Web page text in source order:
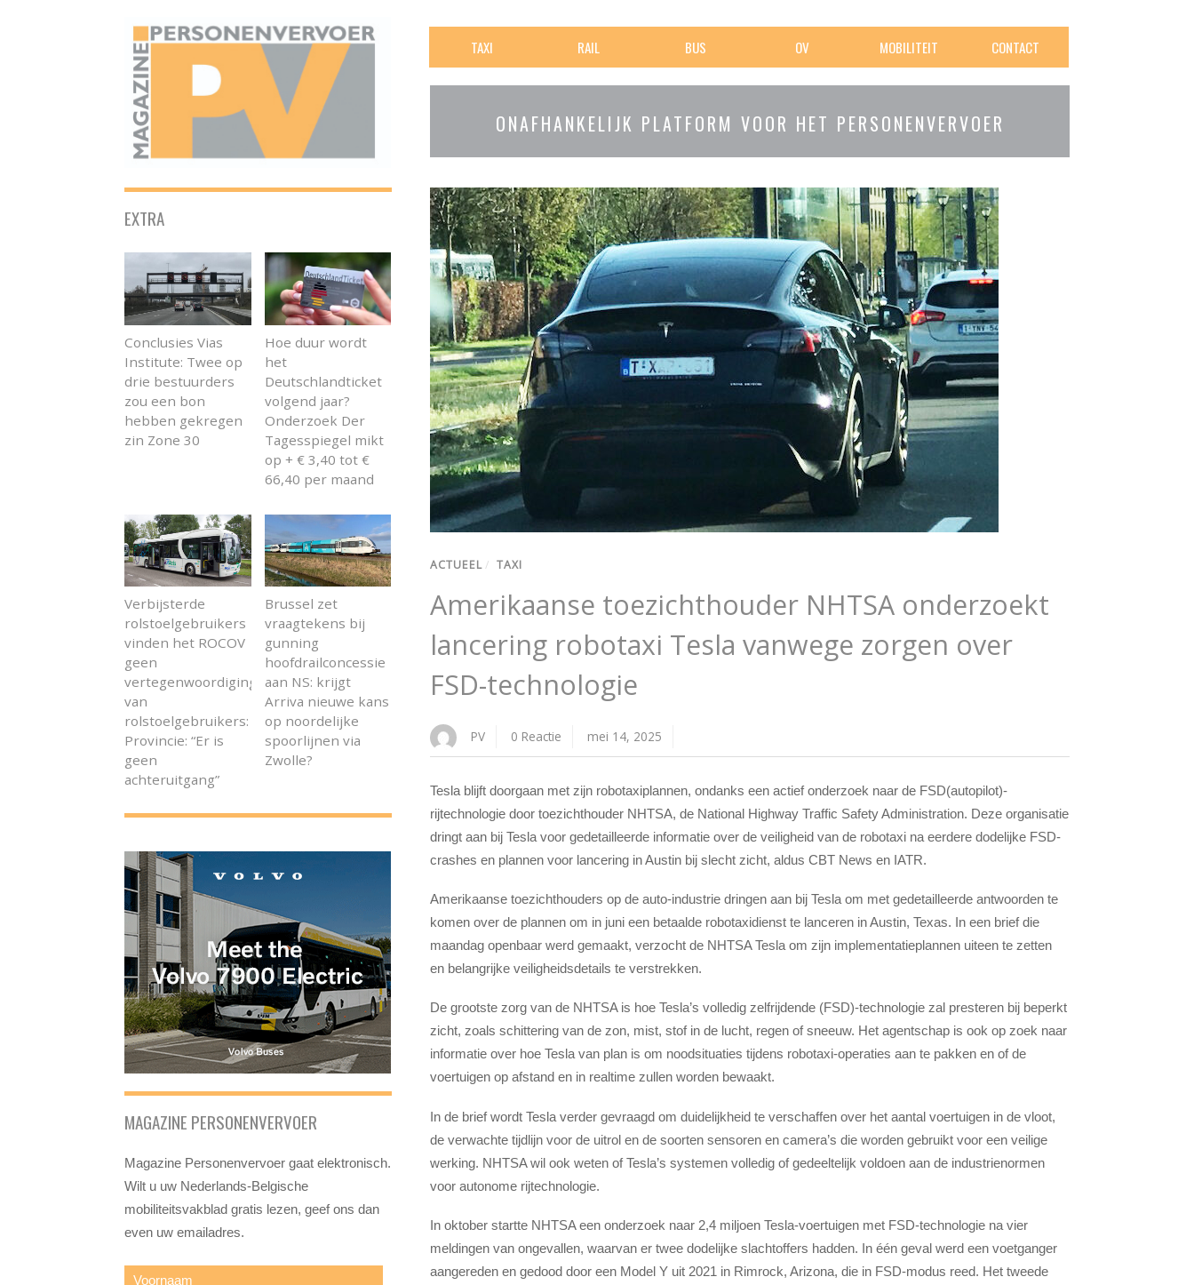
TAXI RAIL BUS OV MOBILITEIT CONTACT
ONAFHANKELIJK PLATFORM VOOR HET PERSONENVERVOER
ACTUEEL/ TAXI
Amerikaanse toezichthouder NHTSA onderzoekt
lancering robotaxi Tesla vanwege zorgen over
FSD-technologie
PV 0 Reactie mei 14, 2025
Tesla blijft doorgaan met zijn robotaxiplannen, ondanks een actief onderzoek naar de FSD(autopilot)-
rijtechnologie door toezichthouder NHTSA, de National Highway Traffic Safety Administration. Deze organisatie
dringt aan bij Tesla voor gedetailleerde informatie over de veiligheid van de robotaxi na eerdere dodelijke FSD-
crashes en plannen voor lancering in Austin bij slecht zicht, aldus CBT News en IATR.
Amerikaanse toezichthouders op de auto-industrie dringen aan bij Tesla om met gedetailleerde antwoorden te
komen over de plannen om in juni een betaalde robotaxidienst te lanceren in Austin, Texas. In een brief die
maandag openbaar werd gemaakt, verzocht de NHTSA Tesla om zijn implementatieplannen uiteen te zetten
en belangrijke veiligheidsdetails te verstrekken.
De grootste zorg van de NHTSA is hoe Tesla’s volledig zelfrijdende (FSD)-technologie zal presteren bij beperkt
zicht, zoals schittering van de zon, mist, stof in de lucht, regen of sneeuw. Het agentschap is ook op zoek naar
informatie over hoe Tesla van plan is om noodsituaties tijdens robotaxi-operaties aan te pakken en of de
voertuigen op afstand en in realtime zullen worden bewaakt.
In de brief wordt Tesla verder gevraagd om duidelijkheid te verschaffen over het aantal voertuigen in de vloot,
de verwachte tijdlijn voor de uitrol en de soorten sensoren en camera’s die worden gebruikt voor een veilige
werking. NHTSA wil ook weten of Tesla’s systemen volledig of gedeeltelijk voldoen aan de industrienormen
voor autonome rijtechnologie.
In oktober startte NHTSA een onderzoek naar 2,4 miljoen Tesla-voertuigen met FSD-technologie na vier
meldingen van ongevallen, waarvan er twee dodelijke slachtoffers hadden. In één geval werd een voetganger
aangereden en gedood door een Model Y uit 2021 in Rimrock, Arizona, die in FSD-modus reed. Het tweede
EXTRA
Conclusies Vias
Institute: Twee op
drie bestuurders
zou een bon
hebben gekregen
zin Zone 30
Hoe duur wordt
het
Deutschlandticket
volgend jaar?
Onderzoek Der
Tagesspiegel mikt
op + € 3,40 tot €
66,40 per maand
Verbijsterde
rolstoelgebruikers
vinden het ROCOV
geen
vertegenwoordiging
van
rolstoelgebruikers:
Provincie: “Er is
geen
achteruitgang”
Brussel zet
vraagtekens bij
gunning
hoofdrailconcessie
aan NS: krijgt
Arriva nieuwe kans
op noordelijke
spoorlijnen via
Zwolle?
MAGAZINE PERSONENVERVOER
Magazine Personenvervoer gaat elektronisch.
Wilt u uw Nederlands-Belgische
mobiliteitsvakblad gratis lezen, geef ons dan
even uw emailadres.